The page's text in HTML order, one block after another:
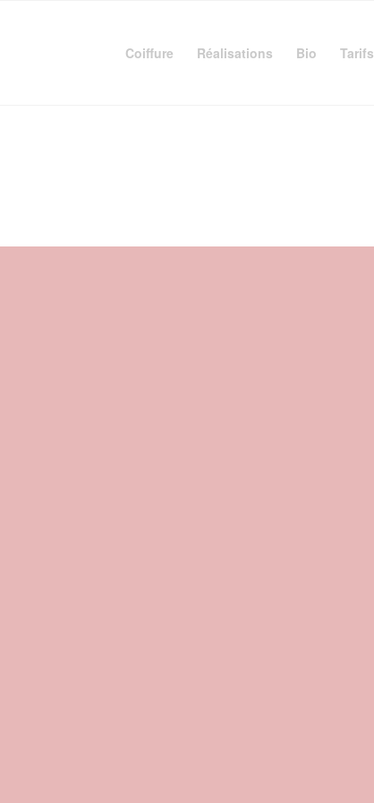
Coiffure Réalisations Bio Tarifs